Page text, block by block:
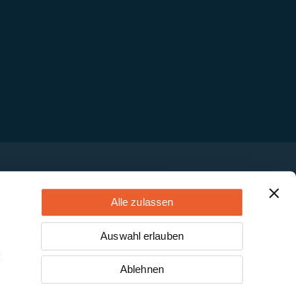
Alle zulassen
Auswahl erlauben
Ablehnen